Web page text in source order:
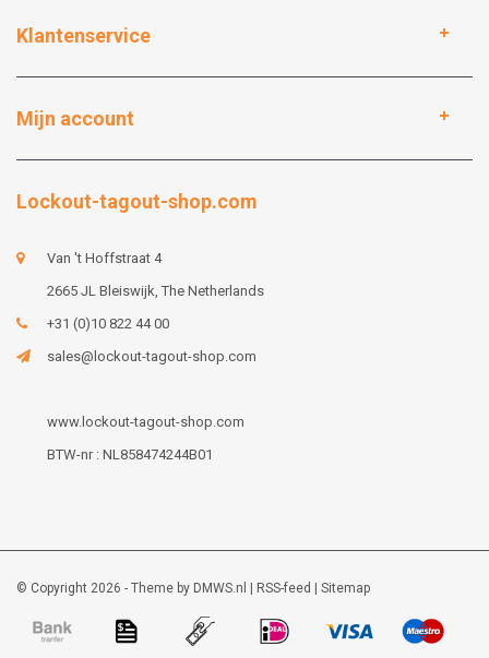
Klantenservice
Mijn account
Lockout-tagout-shop.com
Van 't Hoffstraat 4
2665 JL Bleiswijk, The Netherlands
+31 (0)10 822 44 00
sales@lockout-tagout-shop.com
www.lockout-tagout-shop.com
BTW-nr : NL858474244B01
© Copyright 2026 - Theme by DMWS.nl RSS-feed Sitemap